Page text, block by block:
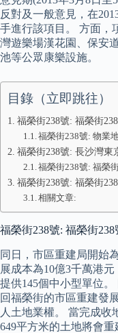
反對及一般意見，在
手進行該項目。 方面，
灣遊樂場漢花園、保安
池等公眾康樂設施。
目錄（立即跳往）
福榮街238號: 福榮街
福榮街238號: 物業
福榮街238號: 長沙灣東
福榮街238號: 福榮
福榮街238號: 福榮街
相關文章:
福榮街238號: 福榮街
同日，市區重建局開始
展成本為10億3千萬港元
提供145個中小型單位
回福榮街的市區重建發
人土地業權。 當完成收
649平方米的土地將會